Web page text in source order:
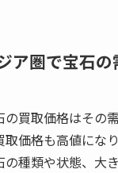
ア圏で宝石
の買取価格はその
取価格も高値になり
の種類や状態、大